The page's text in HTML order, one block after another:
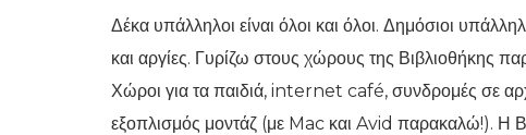
Δέκα υπάλληλοι είναι όλοι και όλοι. Δημόσιοι
και αργίες. Γυρίζω στους χώρους της Βιβλιοθήκης
Χώροι για τα παιδιά, internet café, συνδρομές σε
εξοπλισμός μοντάζ (με Mac και Avid παρακαλώ!). Η